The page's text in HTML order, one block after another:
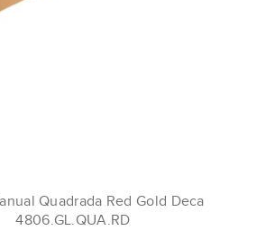
Quadrada Red Gold Deca
4806.GL.QUA.RD